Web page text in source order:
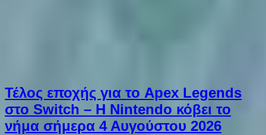
Τέλος εποχής για το Apex Legends
στο Switch – Η Nintendo κόβει το
νήμα σήμερα 4 Αυγούστου 2026